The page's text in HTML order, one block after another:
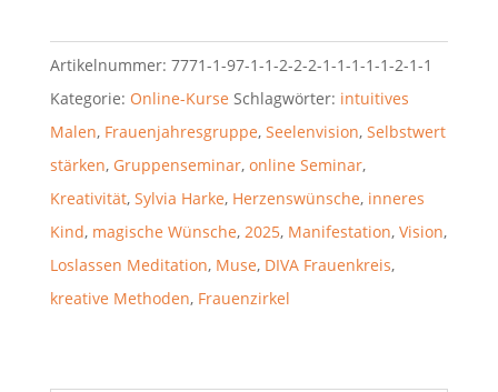
Artikelnummer: 7771-1-97-1-1-2-2-2-1-1-1-1-1-2-1-1
Kategorie: Online-Kurse Schlagwörter: intuitives
Malen, Frauenjahresgruppe, Seelenvision, Selbstwert
stärken, Gruppenseminar, online Seminar,
Kreativität, Sylvia Harke, Herzenswünsche, inneres
Kind, magische Wünsche, 2025, Manifestation, Vision,
Loslassen Meditation, Muse, DIVA Frauenkreis,
kreative Methoden, Frauenzirkel